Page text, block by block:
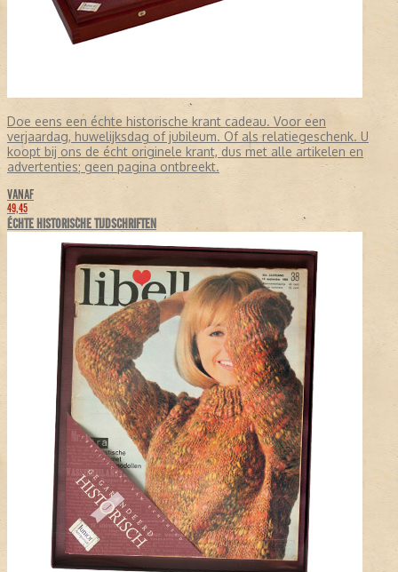
Doe eens een échte historische krant cadeau. Voor een
verjaardag, huwelijksdag of jubileum. Of als relatiegeschenk. U
koopt bij ons de écht originele krant, dus met alle artikelen en
advertenties; geen pagina ontbreekt.
VANAF
49,45
ÉCHTE HISTORISCHE TIJDSCHRIFTEN